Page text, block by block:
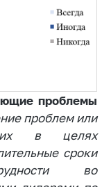
проблемы
проблем или
в целях
сроки
во